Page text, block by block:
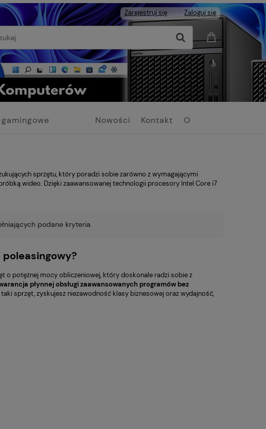
Zarejestruj się Zaloguj się
Nowości Kontakt
O
sprzętu, który poradzi sobie zarówno z wymagającymi
wideo. Dzięki zaawansowanej technologii procesory Intel Core i7
podane kryteria.
o potężnej mocy obliczeniowej, który doskonale radzi sobie z
płynnej obsługi zaawansowanych programów bez
sprzęt, zyskujesz niezawodność klasy biznesowej oraz wydajność,